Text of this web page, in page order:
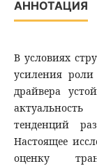
АННОТАЦИЯ
В условиях
усиления роли
драйвера
тенденций
Настоящее
оценку